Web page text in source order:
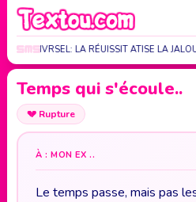
UNIVRSEL: LA RÉUISSIT ATISE LA
Temps qui s'écoule..
💔 Rupture
À : MON EX ..
Le temps passe, mais pas